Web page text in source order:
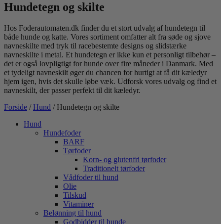
Hundetegn og skilte
Hos Foderautomaten.dk finder du et stort udvalg af hundetegn til
både hunde og katte. Vores sortiment omfatter alt fra søde og sjove
navneskilte med tryk til racebestemte designs og slidstærke
navneskilte i metal. Et hundetegn er ikke kun et personligt tilbehør –
det er også lovpligtigt for hunde over fire måneder i Danmark. Med
et tydeligt navneskilt øger du chancen for hurtigt at få dit kæledyr
hjem igen, hvis det skulle løbe væk. Udforsk vores udvalg og find et
navneskilt, der passer perfekt til dit kæledyr.
Forside /Hund / Hundetegn og skilte
Hund
Hundefoder
BARF
Tørfoder
Korn- og glutenfri tørfoder
Traditionelt tørfoder
Vådfoder til hund
Olie
Tilskud
Vitaminer
Belønning til hund
Godbidder til hunde